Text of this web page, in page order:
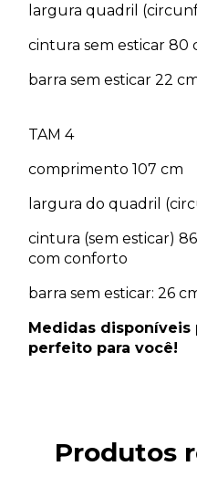
largura quadril
cintura sem esticar 80
barra sem esticar 22
TAM 4
comprimento 107 cm
largura do quadril
cintura (sem esticar)
com conforto
barra sem esticar: 26
Medidas disponíveis
perfeito para você!
Produtos